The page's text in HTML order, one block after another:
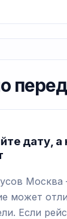
дату, а
может
Если